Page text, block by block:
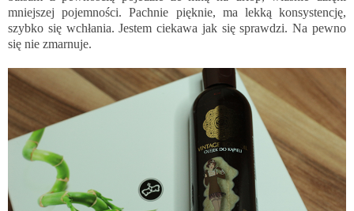
mniejszej pojemności. Pachnie pięknie, ma lekką konsystencję,
szybko się wchłania. Jestem ciekawa jak się sprawdzi. Na pewno
się nie zmarnuje.